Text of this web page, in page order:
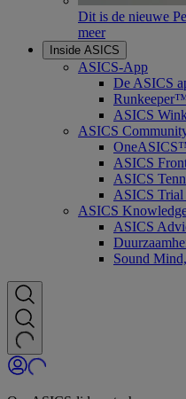
Dit is de nieuwe
meer
Inside ASICS
ASICS-App
De ASICS
ASICS
ASICS
ASICS
ASICS
ASICS Trial
ASICS
ASICS
Sound